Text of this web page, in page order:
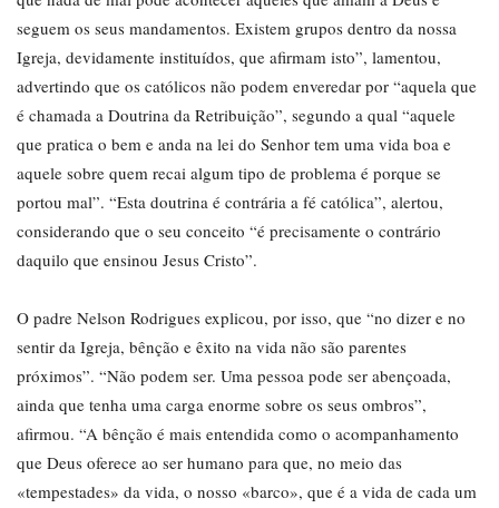
seguem os seus mandamentos. Existem grupos dentro da nossa
Igreja, devidamente instituídos, que afirmam isto”, lamentou,
advertindo que os católicos não podem enveredar por “aquela que
é chamada a Doutrina da Retribuição”, segundo a qual “aquele
que pratica o bem e anda na lei do Senhor tem uma vida boa e
aquele sobre quem recai algum tipo de problema é porque se
portou mal”. “Esta doutrina é contrária a fé católica”, alertou,
considerando que o seu conceito “é precisamente o contrário
daquilo que ensinou Jesus Cristo”.
O padre Nelson Rodrigues explicou, por isso, que “no dizer e no
sentir da Igreja, bênção e êxito na vida não são parentes
próximos”. “Não podem ser. Uma pessoa pode ser abençoada,
ainda que tenha uma carga enorme sobre os seus ombros”,
afirmou. “A bênção é mais entendida como o acompanhamento
que Deus oferece ao ser humano para que, no meio das
«tempestades» da vida, o nosso «barco», que é a vida de cada um